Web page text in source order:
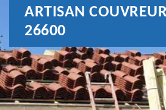
ARTISAN
26600